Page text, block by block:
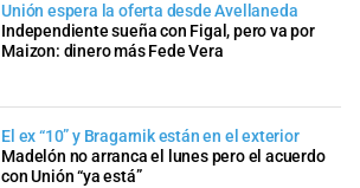
Unión espera la oferta desde Avellaneda
Independiente sueña con Figal, pero va por
Maizon: dinero más Fede Vera
El ex “10” y Bragarnik están en el exterior
Madelón no arranca el lunes pero el acuerdo
con Unión “ya está”